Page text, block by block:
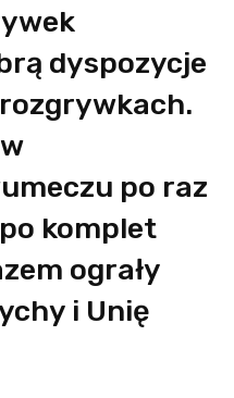
dyspozycje
po raz
komplet
ograły
i Unię